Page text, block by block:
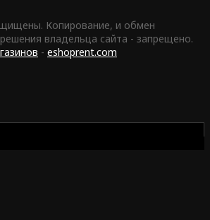
Копирование, и обмен
владельца сайта - запрещено.
- eshoprent.com